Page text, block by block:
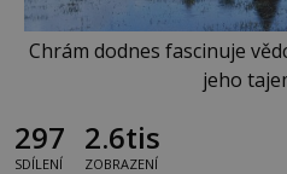
Chrám dodnes fascinuje
jeho
297
SDÍLENÍ
2.6tis
ZOBRAZENÍ